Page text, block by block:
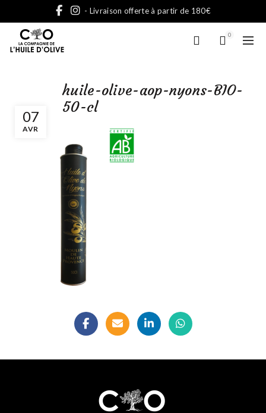
- Livraison offerte à partir de 180€
0
07
AVR
huile-olive-aop-nyons-BIO-
50-cl